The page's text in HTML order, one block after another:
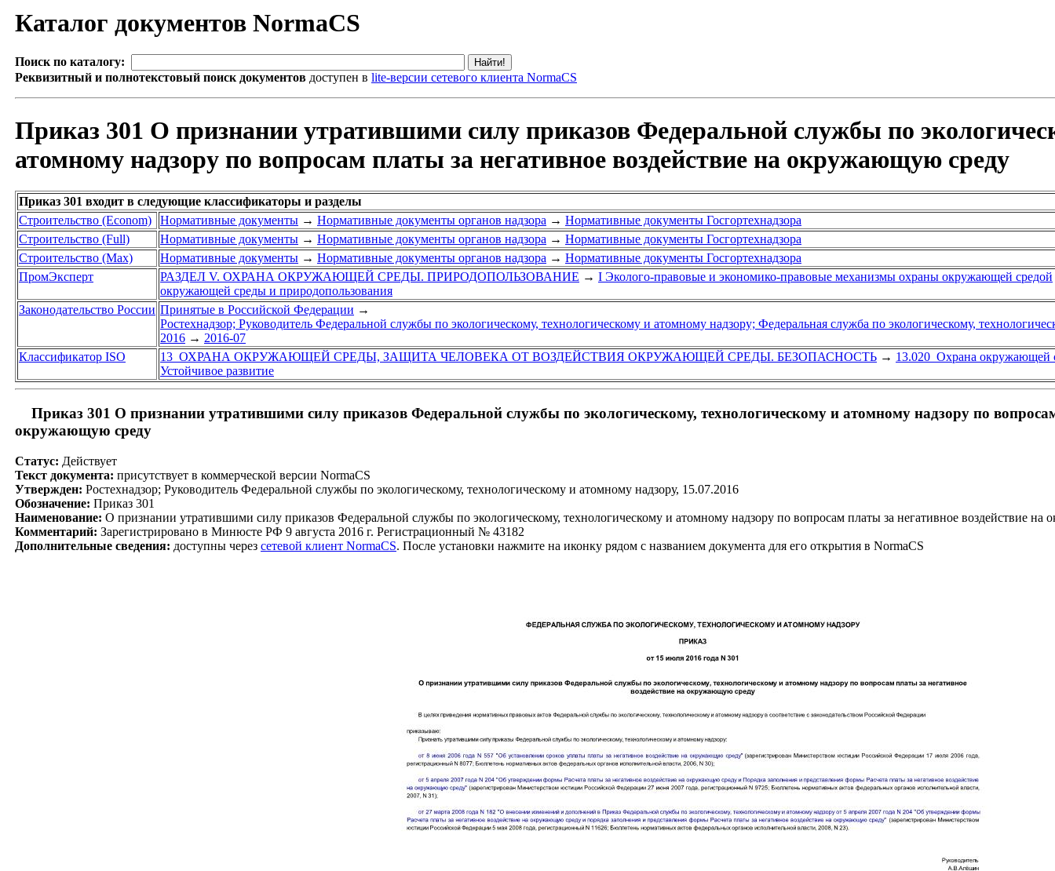
Каталог документов NormaCS
Поиск по каталогу:
Реквизитный и полнотекстовый поиск документов доступен в lite-версии сетевого клиента NormaCS
Приказ 301 О признании утратившими силу приказов Федеральной службы по
атомному надзору по вопросам платы за негативное воздействие на окружающую среду
Приказ 301 входит в следующие классификаторы и разделы
Строительство (Econom)
Нормативные документы → Нормативные документы органов надзора → Нормативные документы Госгортехнадзора
Строительство (Full)
Нормативные документы → Нормативные документы органов надзора → Нормативные документы Госгортехнадзора
Строительство (Max)
Нормативные документы → Нормативные документы органов надзора → Нормативные документы Госгортехнадзора
ПромЭксперт
РАЗДЕЛ V. ОХРАНА ОКРУЖАЮЩЕЙ СРЕДЫ. ПРИРОДОПОЛЬЗОВАНИЕ → I Эколого-правовые и экономико-правовые механизмы охраны окружающей средой
окружающей среды и природопользования
Законодательство России Принятые в Российской Федерации →
Ростехнадзор; Руководитель Федеральной службы по экологическому, технологическому и атомному надзору; Федеральная служба по экологическому,
2016 → 2016-07
Классификатор ISO
13 ОХРАНА ОКРУЖАЮЩЕЙ СРЕДЫ, ЗАЩИТА ЧЕЛОВЕКА ОТ ВОЗДЕЙСТВИЯ ОКРУЖАЮЩЕЙ СРЕДЫ. БЕЗОПАСНОСТЬ → 13.020 Охрана окружающей
Устойчивое развитие
Приказ 301 О признании утратившими силу приказов Федеральной службы по экологическому, технологическому и атомному надзору по
окружающую среду
Статус: Действует
Текст документа: присутствует в коммерческой версии NormaCS
Утвержден: Ростехнадзор; Руководитель Федеральной службы по экологическому, технологическому и атомному надзору, 15.07.2016
Обозначение: Приказ 301
Наименование: О признании утратившими силу приказов Федеральной службы по экологическому, технологическому и атомному надзору по вопросам платы за негативное воздействие
Комментарий: Зарегистрировано в Минюсте РФ 9 августа 2016 г. Регистрационный № 43182
Дополнительные сведения: доступны через сетевой клиент NormaCS. После установки нажмите на иконку рядом с названием документа для его открытия в NormaCS